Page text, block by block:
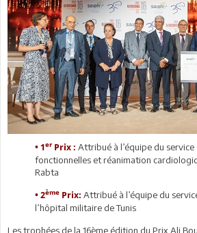
• 1erPrix : Attribué à l’équipe du
fonctionnelles et réanimation
Rabta
• 2ème Prix: Attribué à l’équipe du
l’hôpital militaire de Tunis
Les trophées de la 16ème édition du Prix Ali